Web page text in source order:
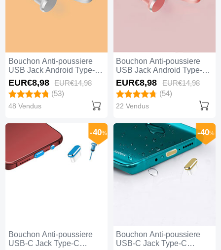
Bouchon Anti-poussiere
USB Jack Android Type-C
Universel Argent
EUR€8,98 EUR€14,98
(53)
48 Vendus
Bouchon Anti-poussiere
USB Jack Android Type-C
Universel Or Rose
EUR€8,98 EUR€14,98
(54)
22 Vendus
Bouchon Anti-poussiere
USB-C Jack Type-C
-40%
Bouchon Anti-poussiere
USB-C Jack Type-C
-40%